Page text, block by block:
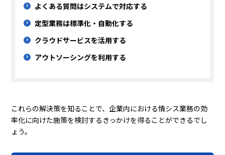
よくある質問はシステムで対応する
定型業務は標準化・自動化する
クラウドサービスを活用する
アウトソーシングを利用する
これらの解決策を知ることで、企業内における情シス業務の効
率化に向けた施策を検討するきっかけを得ることができるでし
ょう。